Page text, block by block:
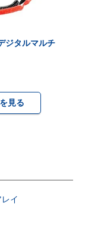
ジタルマルチ
見る
イ